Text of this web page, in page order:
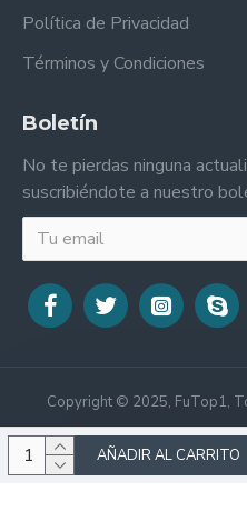
AÑADIR AL CARRITO
Política de Privacidad
Términos y Condiciones
Boletín
No te pierdas ninguna
suscribiéndote a nuestro
Copyright © 2025, FuTop1,